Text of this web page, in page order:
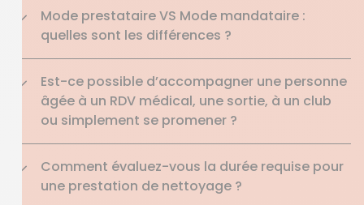
Mode prestataire VS Mode mandataire :
quelles sont les différences ?
Est-ce possible d’accompagner une personne
âgée à un RDV médical, une sortie, à un club
ou simplement se promener ?
Comment évaluez-vous la durée requise pour
une prestation de nettoyage ?